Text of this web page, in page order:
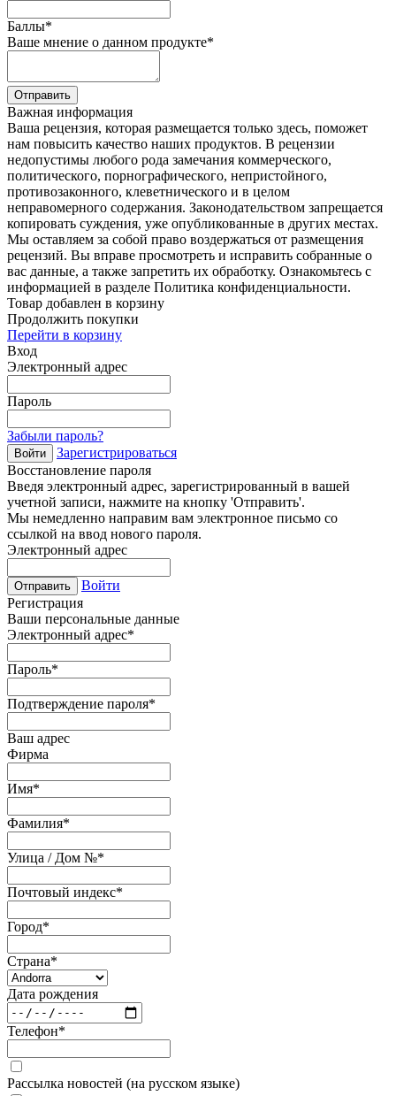
Баллы*
Ваше мнение о данном продукте*
Отправить
Важная информация
Ваша рецензия, которая размещается только здесь, поможет
нам повысить качество наших продуктов. В рецензии
недопустимы любого рода замечания коммерческого,
политического, порнографического, непристойного,
противозаконного, клеветнического и в целом
неправомерного содержания. Законодательством запрещается
копировать суждения, уже опубликованные в других местах.
Мы оставляем за собой право воздержаться от размещения
рецензий. Вы вправе просмотреть и исправить собранные о
вас данные, а также запретить их обработку. Ознакомьтесь с
информацией в разделе Политика конфиденциальности.
Товар добавлен в корзину
Продолжить покупки
Перейти в корзину
Вход
Электронный адрес
Пароль
Забыли пароль?
Войти
Зарегистрироваться
Восстановление пароля
Введя электронный адрес, зарегистрированный в вашей
учетной записи, нажмите на кнопку 'Отправить'.
Мы немедленно направим вам электронное письмо со
ссылкой на ввод нового пароля.
Электронный адрес
Отправить
Войти
Регистрация
Ваши персональные данные
Электронный адрес*
Пароль*
Подтверждение пароля*
Ваш адрес
Фирма
Имя*
Фамилия*
Улица / Дом №*
Почтовый индекс*
Город*
Страна*
Дата рождения
Телефон*
Рассылка новостей (на русском языке)